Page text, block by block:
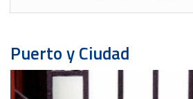
Puerto y Ciudad